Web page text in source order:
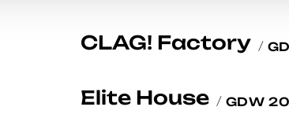
CLAG! Factory
GDW
Elite House